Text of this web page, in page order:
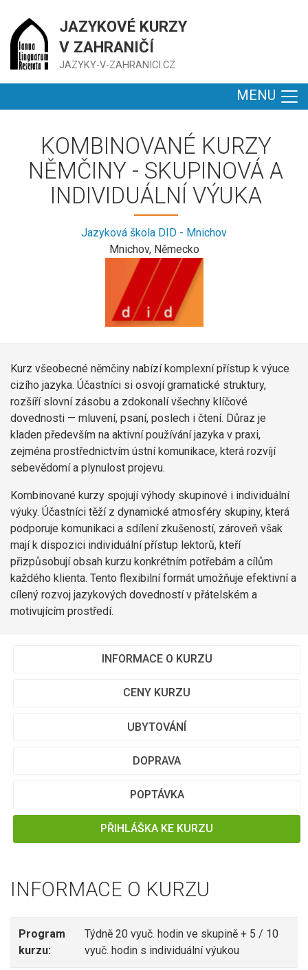
JAZYKOVÉ KURZY
V ZAHRANIČÍ
JAZYKY-V-ZAHRANICI.CZ
MENU
KOMBINOVANÉ KURZY
NĚMČINY - SKUPINOVÁ A
INDIVIDUÁLNÍ VÝUKA
Jazyková škola DID - Mnichov
Mnichov, Německo
Kurz všeobecné němčiny nabízí komplexní přístup k výuce
cizího jazyka. Účastníci si osvojí gramatické struktury,
rozšíří slovní zásobu a zdokonalí všechny klíčové
dovednosti — mluvení, psaní, poslech i čtení. Důraz je
kladen především na aktivní používání jazyka v praxi,
zejména prostřednictvím ústní komunikace, která rozvíjí
sebevědomí a plynulost projevu.
Kombinované kurzy spojují výhody skupinové i individuální
výuky. Účastníci těží z dynamické atmosféry skupiny, která
podporuje komunikaci a sdílení zkušeností, zároveň však
mají k dispozici individuální přístup lektorů, kteří
přizpůsobují obsah kurzu konkrétním potřebám a cílům
každého klienta. Tento flexibilní formát umožňuje efektivní a
cílený rozvoj jazykových dovedností v přátelském a
motivujícím prostředí.
INFORMACE O KURZU
CENY KURZU
UBYTOVÁNÍ
DOPRAVA
POPTÁVKA
PŘIHLÁŠKA KE KURZU
INFORMACE O KURZU
Program
kurzu:
Týdně 20 vyuč. hodin ve skupině + 5 / 10
vyuč. hodin s individuální výukou